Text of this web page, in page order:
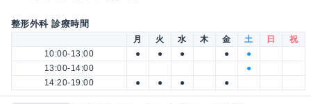
整形外科 診療時間
月 火 水 木 金 土 日
祝
10:00-13:00
● ● ● ●
●
13:00-14:00
●
14:20-19:00
● ● ● ●